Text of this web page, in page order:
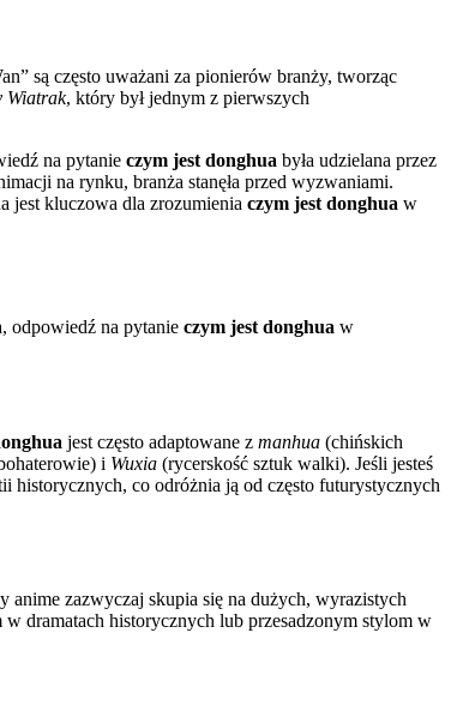
są często uważani za pionierów branży, tworząc
Wiatrak, który był jednym z pierwszych
na pytanie czym jest donghua była udzielana przez
na rynku, branża stanęła przed wyzwaniami.
jest kluczowa dla zrozumienia czym jest donghua w
odpowiedź na pytanie czym jest donghua w
jest często adaptowane z manhua (chińskich
i Wuxia (rycerskość sztuk walki). Jeśli jesteś
historycznych, co odróżnia ją od często futurystycznych
zazwyczaj skupia się na dużych, wyrazistych
dramatach historycznych lub przesadzonym stylom w